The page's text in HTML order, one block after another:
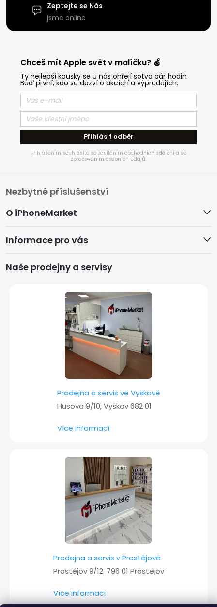
Zeptejte se Nás
jsme online
Chceš mít Apple svět v malíčku? 🍏
Ty nejlepší kousky se u nás ohřejí sotva pár hodin.
Buď první, kdo se dozví o akcích a výprodejích.
Přihlásit odběr
Přihlášením souhlasíte se zasíláním obchodních sdělení a se
zpracováním osobních údajů.
Z
á
p
a
O iPhoneMarket
Informace pro vás
Naše prodejny a servisy
Prodejna a servis ve Vyškově
Husova 9/10, Vyškov 682 01
Více informací
Prodejna a servis v Prostějově
Prostějov 9/12, 796 01 Prostějov
Více informací
Nezbytné příslušenství